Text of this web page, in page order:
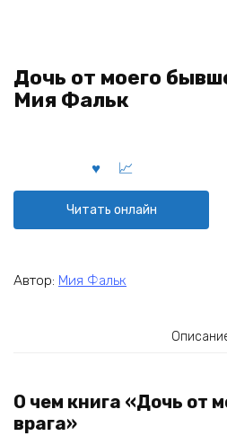
Дочь от моего
Мия Фальк
Читать онлайн
Автор: Мия Фальк
О чем книга «Дочь от
врага»